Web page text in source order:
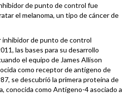
de punto de control fue
el melanoma, un tipo de cáncer de
de punto de control
las bases para su desarrollo
el equipo de James Allison
como receptor de antígeno de
se descubrió la primera proteína de
conocida como Antígeno-4 asociado a